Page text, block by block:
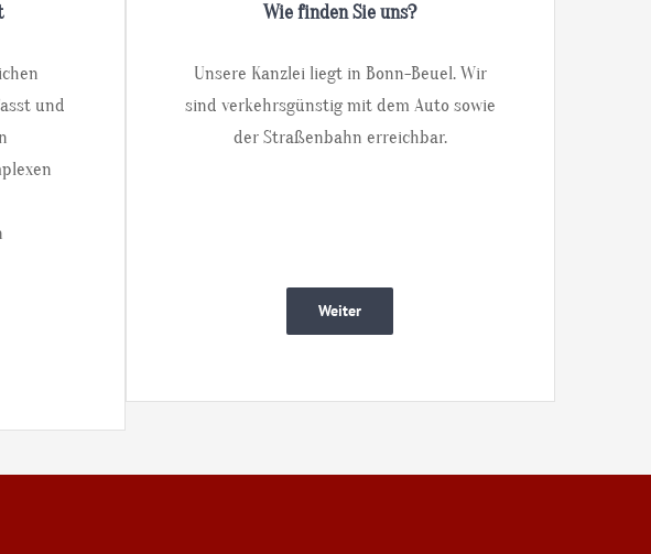
und
Wie finden Sie uns?
Unsere Kanzlei liegt in Bonn-Beuel. Wir
sind verkehrsgünstig mit dem Auto sowie
der Straßenbahn erreichbar.
Weiter